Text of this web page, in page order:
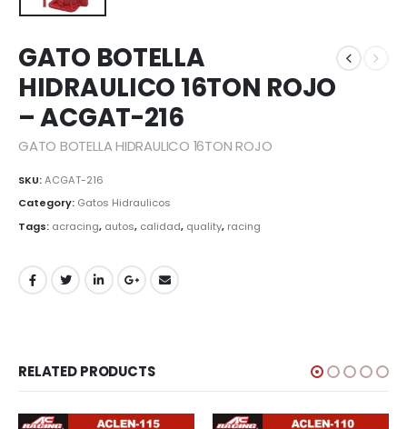
GATO BOTELLA
HIDRAULICO 16TON ROJO
– ACGAT-216
GATO BOTELLA HIDRAULICO 16TON ROJO
SKU:ACGAT-216
Category: Gatos Hidraulicos
Tags: acracing, autos, calidad, quality, racing
RELATED PRODUCTS